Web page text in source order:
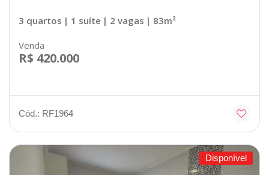
3 quartos | 1 suíte | 2 vagas | 83m²
Venda
R$ 420.000
Cód.: RF1964
Disponível